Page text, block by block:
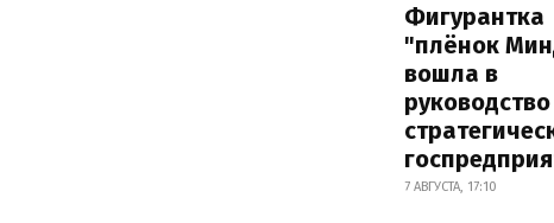
Фигурантка
"плёнок
вошла в
руководство
7 АВГУСТА, 17:10